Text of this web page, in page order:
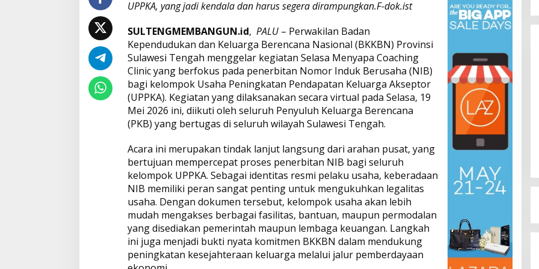
l
r
C
o
a
c
h
i
n
g
i
n
i
c
K
h
u
s
u
s
K
UPPKA, yang jadi kendala dan harus segera dirampungkan.F-dok.ist
SULTENGMEMBANGUN.id, PALU– Perwakilan Badan
Kependudukan dan Keluarga Berencana Nasional (BKKBN) Provinsi
Sulawesi Tengah menggelar kegiatan Selasa Menyapa Coaching
Clinic yang berfokus pada penerbitan Nomor Induk Berusaha (NIB)
bagi kelompok Usaha Peningkatan Pendapatan Keluarga Akseptor
(UPPKA). Kegiatan yang dilaksanakan secara virtual pada Selasa, 19
Mei 2026 ini, diikuti oleh seluruh Penyuluh Keluarga Berencana
(PKB) yang bertugas di seluruh wilayah Sulawesi Tengah.
Acara ini merupakan tindak lanjut langsung dari arahan pusat, yang
bertujuan mempercepat proses penerbitan NIB bagi seluruh
kelompok UPPKA. Sebagai identitas resmi pelaku usaha, keberadaan
NIB memiliki peran sangat penting untuk mengukuhkan legalitas
usaha. Dengan dokumen tersebut, kelompok usaha akan lebih
mudah mengakses berbagai fasilitas, bantuan, maupun permodalan
yang disediakan pemerintah maupun lembaga keuangan. Langkah
ini juga menjadi bukti nyata komitmen BKKBN dalam mendukung
peningkatan kesejahteraan keluarga melalui jalur pemberdayaan
Dinamika Memanas, Enam
Pengurus Inti DPW NasDem
Sulteng Ajukan Mundur, Sekretaris:
Baru Empat yang Tegas
Menyatakan